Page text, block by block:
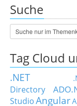
Suche
Tag Cloud
.NET
Directory
StudioAngular